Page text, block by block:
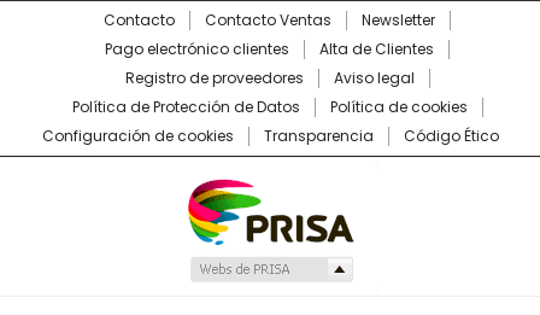
Contacto Contacto Ventas
Newsletter
Pago electrónico clientes
Alta de Clientes
Registro de proveedores
Aviso legal
Política de Protección de Datos
Política de cookies
Configuración de cookies
Transparencia Código Ético